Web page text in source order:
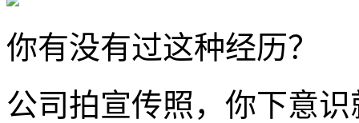
你有没有过这种经历？
公司拍宣传照，你下意